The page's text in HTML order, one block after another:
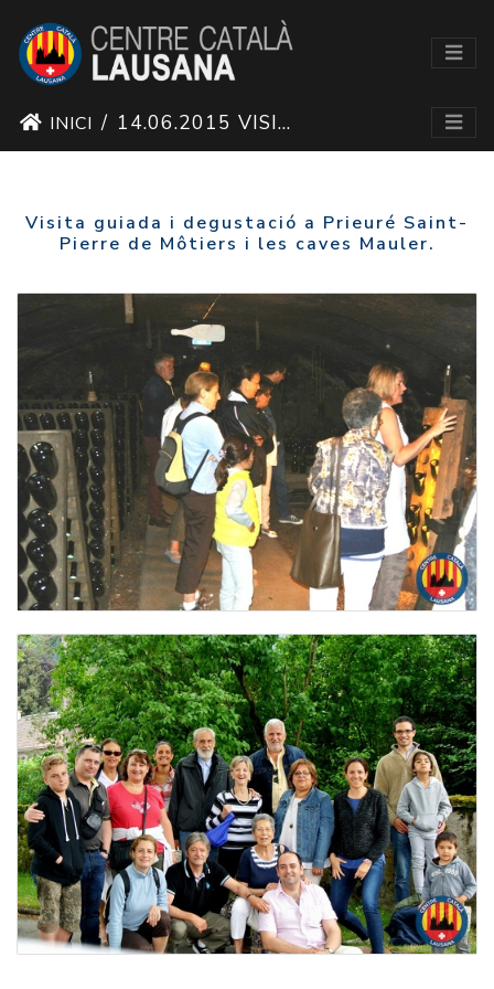
INICI 14.06.2015 VISITA DE LES CAVES DE MÔTIERS
Visita guiada i degustació a Prieuré Saint-
Pierre de Môtiers i les caves Mauler.